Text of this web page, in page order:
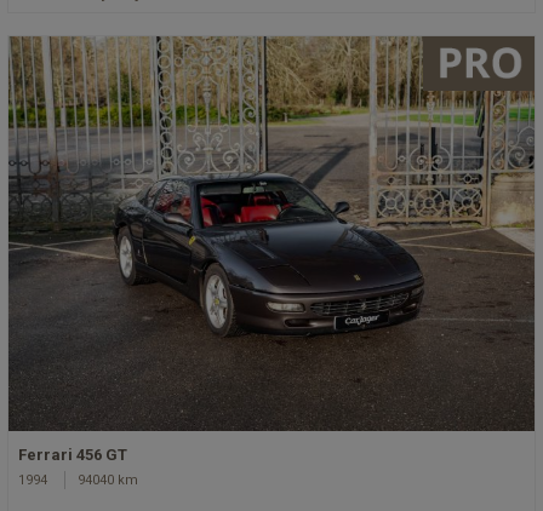
Ferrari 456 GT
1994 94040 km